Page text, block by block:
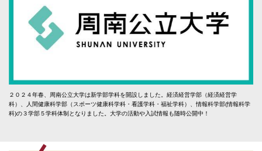
２０２４年春、周南公立大学は新学部学科を開設しました。経済経営学部（経済経営学
科）、人間健康科学部（スポーツ健康科学科・看護学科・福祉学科）、情報科学部(情報科学
科)の３学部５学科体制となりました。大学の活動や入試情報も随時公開中！